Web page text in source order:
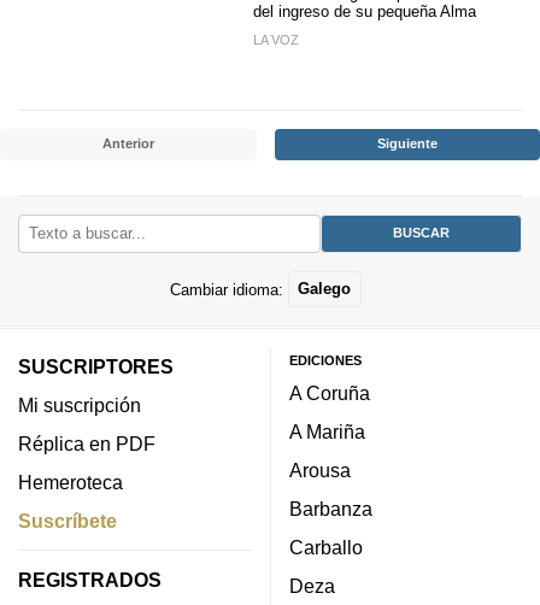
del ingreso de su pequeña Alma
LA VOZ
Anterior Siguiente
Cambiar idioma: Galego
SUSCRIPTORES
Mi suscripción
Réplica en PDF
Hemeroteca
Suscríbete
REGISTRADOS
EDICIONES
A Coruña
A Mariña
Arousa
Barbanza
Carballo
Deza